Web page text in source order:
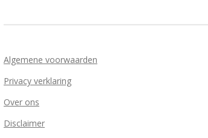
Algemene voorwaarden
Privacy verklaring
Over ons
Disclaimer